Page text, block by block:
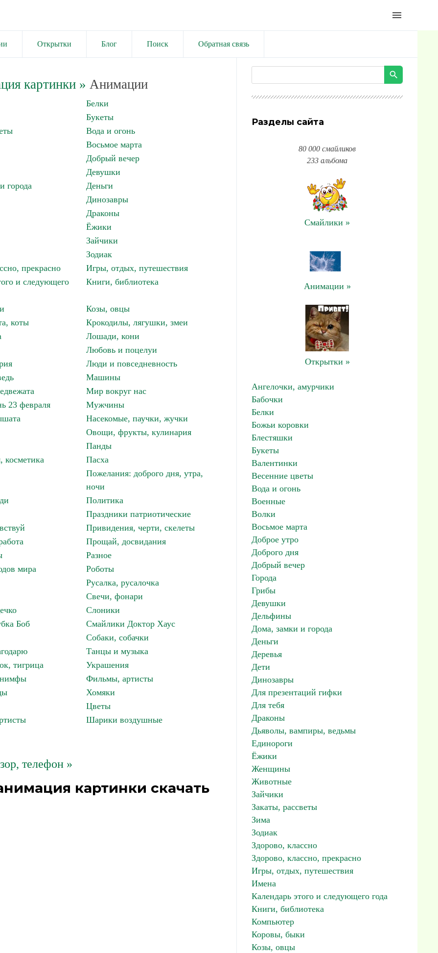
menu
Открытки Блог Поиск Обратная связь
картинки» Анимации
Белки
Букеты
Вода и огонь
Восьмое марта
Добрый вечер
Девушки
города
Деньги
Динозавры
Драконы
Ёжики
Зайчики
Зодиак
прекрасно
Игры, отдых, путешествия
и следующего
Книги, библиотека
Козы, овцы
коты
Крокодилы, лягушки, змеи
Лошади, кони
Любовь и поцелуи
Люди и повседневность
Машины
Мир вокруг нас
23 февраля
Мужчины
Насекомые, паучки, жучки
Овощи, фрукты, кулинария
Панды
Пасха
Пожелания: доброго дня, утра,
ночи
Политика
Праздники патриотические
Привидения, черти, скелеты
Прощай, досвидания
Разное
мира
Роботы
Русалка, русалочка
Свечи, фонари
Слоники
Боб
Смайлики Доктор Хаус
Собаки, собачки
Танцы и музыка
тигрица
Украшения
Фильмы, артисты
Хомяки
Цветы
Шарики воздушные
телефон »
картинки скачать
Разделы сайта
80 000 смайликов
233 альбома
Смайлики »
Анимации »
Открытки »
Ангелочки, амурчики
Бабочки
Белки
Божьи коровки
Блестяшки
Букеты
Валентинки
Весенние цветы
Вода и огонь
Военные
Волки
Восьмое марта
Доброе утро
Доброго дня
Добрый вечер
Города
Грибы
Девушки
Дельфины
Дома, замки и города
Деньги
Деревья
Дети
Динозавры
Для презентаций гифки
Для тебя
Драконы
Дьяволы, вампиры, ведьмы
Единороги
Ёжики
Женщины
Животные
Зайчики
Закаты, рассветы
Зима
Зодиак
Здорово, классно
Здорово, классно, прекрасно
Игры, отдых, путешествия
Имена
Календарь этого и следующего года
Книги, библиотека
Компьютер
Коровы, быки
Козы, овцы